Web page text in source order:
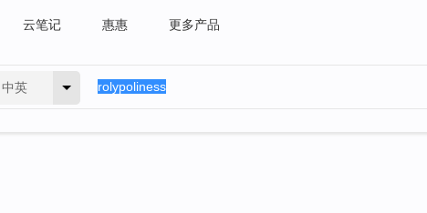
云笔记 惠惠 更多产品
中英